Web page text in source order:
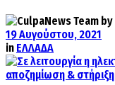
by
19 Αυγούστου, 2021
in ΕΛΛΑΔΑ